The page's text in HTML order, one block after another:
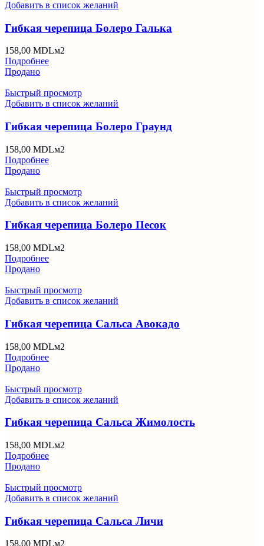
Добавить в список желаний
Гибкая черепица Болеро Галька
158,00 MDLм2
Подробнее
Продано
Быстрый просмотр
Добавить в список желаний
Гибкая черепица Болеро Граунд
158,00 MDLм2
Подробнее
Продано
Быстрый просмотр
Добавить в список желаний
Гибкая черепица Болеро Песок
158,00 MDLм2
Подробнее
Продано
Быстрый просмотр
Добавить в список желаний
Гибкая черепица Сальса Авокадо
158,00 MDLм2
Подробнее
Продано
Быстрый просмотр
Добавить в список желаний
Гибкая черепица Сальса Жимолость
158,00 MDLм2
Подробнее
Продано
Быстрый просмотр
Добавить в список желаний
Гибкая черепица Сальса Личи
158,00 MDLм2